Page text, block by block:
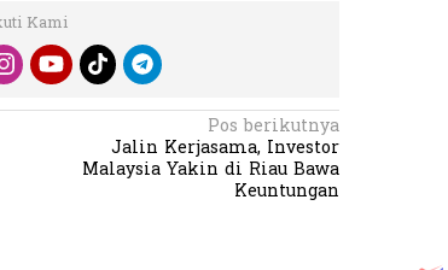
Kami
Pos berikutnya
Jalin Kerjasama, Investor
Malaysia Yakin di Riau Bawa
Keuntungan